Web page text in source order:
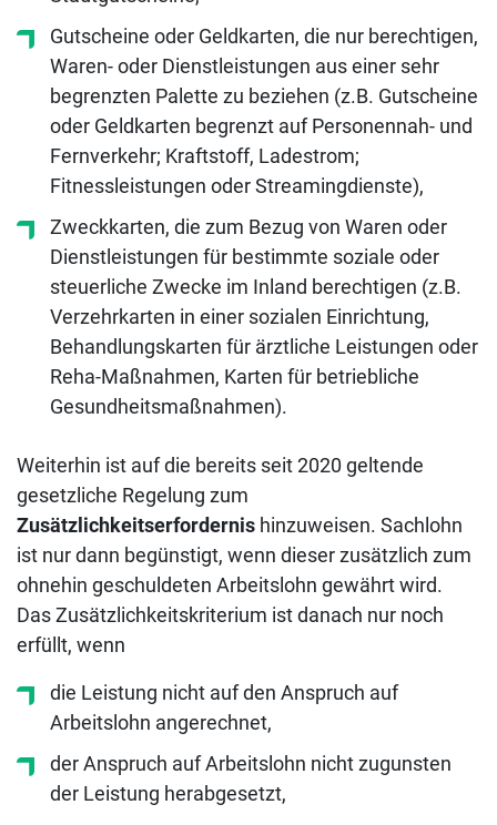
Gutscheine oder Geldkarten, die nur berechtigen,
Waren- oder Dienstleistungen aus einer sehr
begrenzten Palette zu beziehen (z.B. Gutscheine
oder Geldkarten begrenzt auf Personennah- und
Fernverkehr; Kraftstoff, Ladestrom;
Fitnessleistungen oder Streamingdienste),
Zweckkarten, die zum Bezug von Waren oder
Dienstleistungen für bestimmte soziale oder
steuerliche Zwecke im Inland berechtigen (z.B.
Verzehrkarten in einer sozialen Einrichtung,
Behandlungskarten für ärztliche Leistungen oder
Reha-Maßnahmen, Karten für betriebliche
Gesundheitsmaßnahmen).
Weiterhin ist auf die bereits seit 2020 geltende
gesetzliche Regelung zum
Zusätzlichkeitserfordernis hinzuweisen. Sachlohn
ist nur dann begünstigt, wenn dieser zusätzlich zum
ohnehin geschuldeten Arbeitslohn gewährt wird.
Das Zusätzlichkeitskriterium ist danach nur noch
erfüllt, wenn
die Leistung nicht auf den Anspruch auf
Arbeitslohn angerechnet,
der Anspruch auf Arbeitslohn nicht zugunsten
der Leistung herabgesetzt,